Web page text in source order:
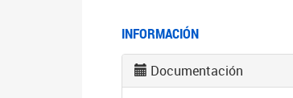
INFORMACIÓN
Documentación